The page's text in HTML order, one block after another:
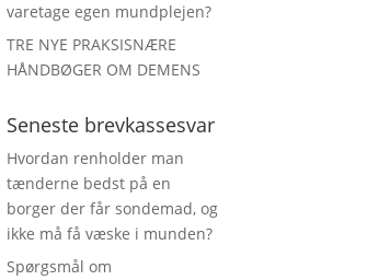
varetage egen mundplejen?
TRE NYE PRAKSISNÆRE
HÅNDBØGER OM DEMENS
Seneste brevkassesvar
Hvordan renholder man
tænderne bedst på en
borger der får sondemad, og
ikke må få væske i munden?
Spørgsmål om